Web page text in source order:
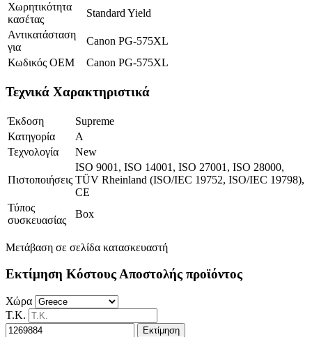
Χωρητικότητα
κασέτας
Standard Yield
Αντικατάσταση
για
Canon PG-575XL
Κωδικός OEM
Canon PG-575XL
Τεχνικά Χαρακτηριστικά
Έκδοση
Supreme
Κατηγορία
A
Τεχνολογία
New
Πιστοποιήσεις
ISO 9001, ISO 14001, ISO 27001, ISO 28000,
TÜV Rheinland (ISO/IEC 19752, ISO/IEC 19798),
CE
Τύπος
συσκευασίας
Box
Μετάβαση σε σελίδα κατασκευαστή
Εκτίμηση Κόστους Αποστολής προϊόντος
Χώρα
Τ.Κ.
Εκτίμηση